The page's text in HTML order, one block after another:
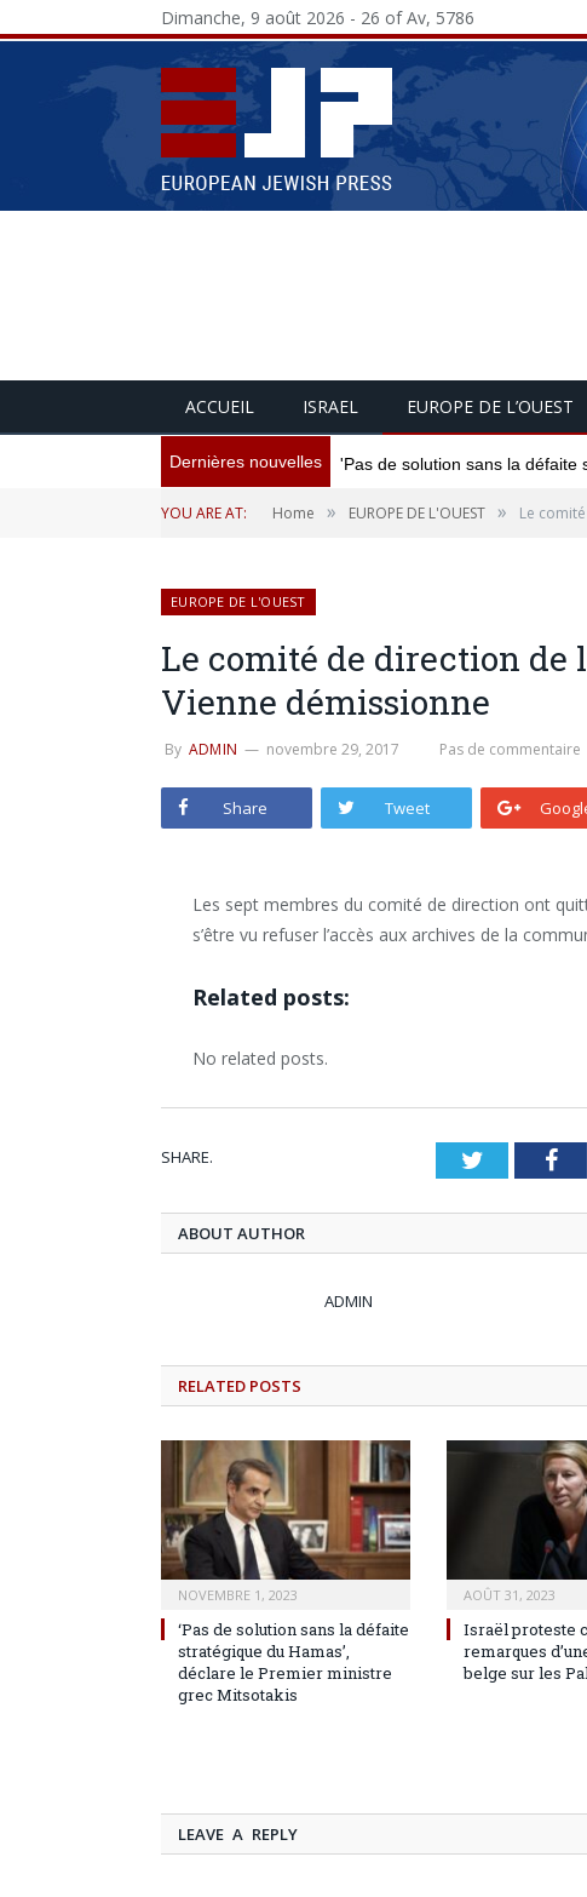
Dimanche, 9 août 2026 - 26 of Av, 5786
ACCUEIL ISRAEL EUROPE DE L’OUEST
Dernières nouvelles 'Pas de solution sans la défaite
YOU ARE AT: Home » EUROPE DE L'OUEST » Le
EUROPE DE L'OUEST
Le comité de direction de
Vienne démissionne
By ADMIN novembre 29, 2017 Pas de commentaire
Share Tweet
Les sept membres du comité de direction ont
s’être vu refuser l’accès aux archives de la
Related posts:
No related posts.
SHARE. Twitter
ABOUT AUTHOR
ADMIN
RELATED POSTS
NOVEMBRE 1, 2023
‘Pas de solution sans la défaite
stratégique du Hamas’,
déclare le Premier ministre
grec Mitsotakis
AOÛT 31, 2023
Israël proteste
remarques
belge sur les
LEAVE A REPLY